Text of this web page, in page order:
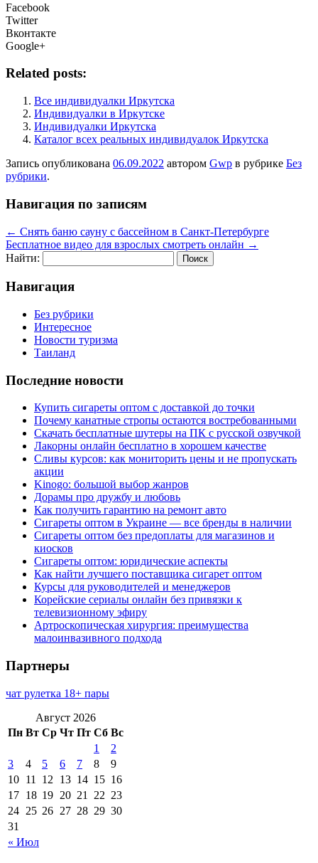
Facebook
Twitter
Вконтакте
Google+
Related posts:
Все индивидуалки Иркутска
Индивидуалки в Иркутске
Индивидуалки Иркутска
Каталог всех реальных индивидуалок Иркутска
Запись опубликована 06.09.2022 автором Gwp в рубрике Без
рубрики.
Навигация по записям
← Снять баню сауну с бассейном в Санкт-Петербурге
Бесплатное видео для взрослых смотреть онлайн →
Найти:
Навигация
Без рубрики
Интересное
Новости туризма
Таиланд
Последние новости
Купить сигареты оптом с доставкой до точки
Почему канатные стропы остаются востребованными
Скачать бесплатные шутеры на ПК с русской озвучкой
Лакорны онлайн бесплатно в хорошем качестве
Сливы курсов: как мониторить цены и не пропускать
акции
Kinogo: большой выбор жанров
Дорамы про дружбу и любовь
Как получить гарантию на ремонт авто
Сигареты оптом в Украине — все бренды в наличии
Сигареты оптом без предоплаты для магазинов и
киосков
Сигареты оптом: юридические аспекты
Как найти лучшего поставщика сигарет оптом
Курсы для руководителей и менеджеров
Корейские сериалы онлайн без привязки к
телевизионному эфиру
Артроскопическая хирургия: преимущества
малоинвазивного подхода
Партнеры
чат рулетка 18+ пары
Август 2026
Пн Вт Ср Чт Пт Сб Вс
« Июл
1
2
3
4 5 6 7 8
9
10 11 12 13 14 15 16
17 18 19 20 21 22 23
24 25 26 27 28 29 30
31